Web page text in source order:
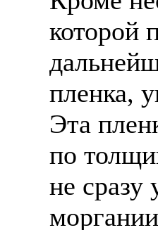
которой
пленка,
Эта
по
не сразу